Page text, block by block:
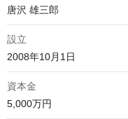
唐沢 雄三郎
設立
2008年10月1日
資本金
5,000万円